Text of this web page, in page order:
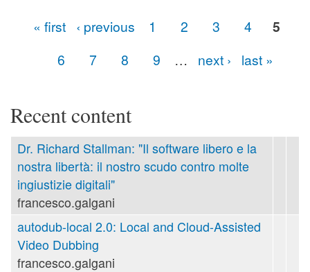
« first ‹ previous 1 2 3 4 5
6 7 8 9 … next › last »
Recent content
Dr. Richard Stallman: "Il software libero e la
nostra libertà: il nostro scudo contro molte
ingiustizie digitali"
francesco.galgani
autodub-local 2.0: Local and Cloud-Assisted
Video Dubbing
francesco.galgani